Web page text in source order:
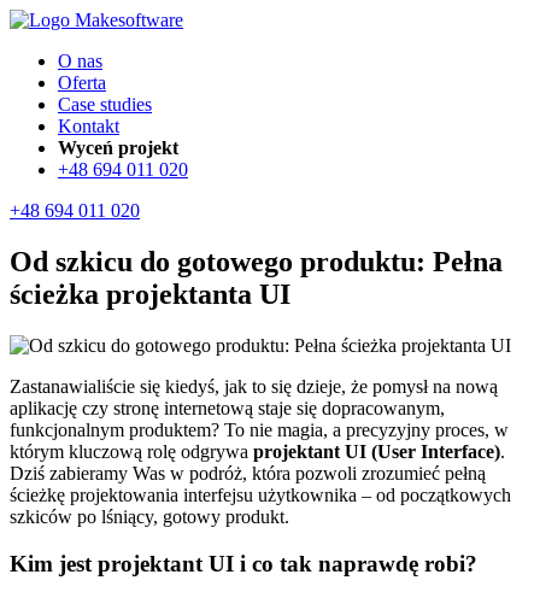
O nas
Oferta
Case studies
Kontakt
Wyceń projekt
+48 694 011 020
+48 694 011 020
Od szkicu do gotowego produktu: Pełna
ścieżka projektanta UI
Zastanawialiście się kiedyś, jak to się dzieje, że pomysł na nową
aplikację czy stronę internetową staje się dopracowanym,
funkcjonalnym produktem? To nie magia, a precyzyjny proces, w
którym kluczową rolę odgrywa projektant UI (User Interface).
Dziś zabieramy Was w podróż, która pozwoli zrozumieć pełną
ścieżkę projektowania interfejsu użytkownika – od początkowych
szkiców po lśniący, gotowy produkt.
Kim jest projektant UI i co tak naprawdę robi?